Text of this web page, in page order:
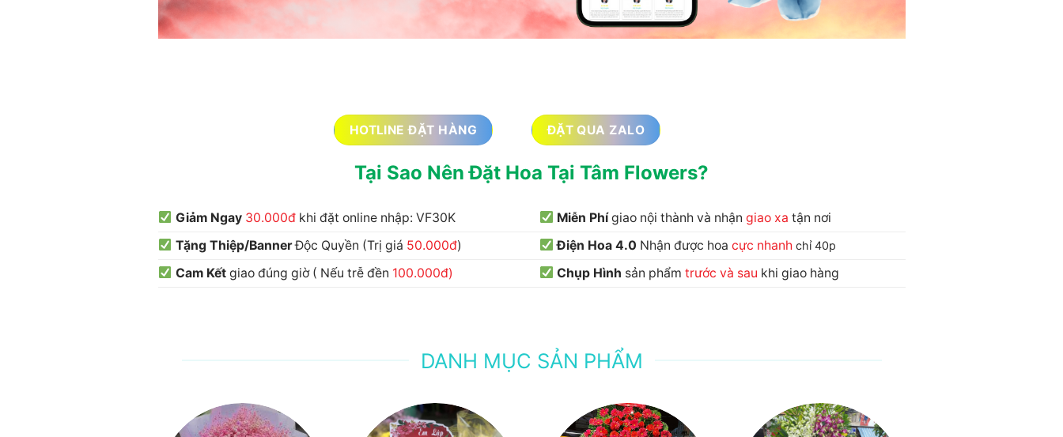
HOTLINE ĐẶT HÀNG ĐẶT QUA ZALO
Tại Sao Nên Đặt Hoa Tại Tâm Flowers?
Giảm Ngay 30.000đkhi đặt online nhập: VF30K Miễn Phígiao nội thành và nhận giao xa tận nơi
Tặng Thiệp/BannerĐộc Quyền (Trị giá 50.000đ) Điện Hoa 4.0 Nhận được hoa cực nhanh chỉ 40p
Cam Kếtgiao đúng giờ ( Nếu trễ đền 100.000đ) Chụp Hình sản phẩm trước và sau khi giao hàng
DANH MỤC SẢN PHẨM